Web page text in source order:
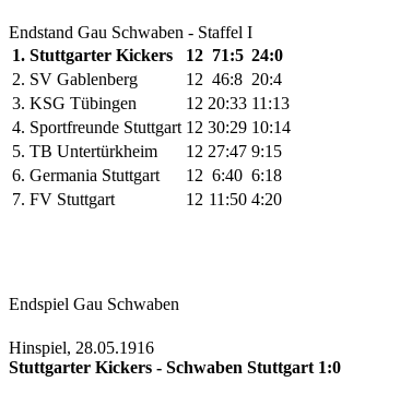
Endstand Gau Schwaben - Staffel I
1. Stuttgarter Kickers 12 71:5 24:0
2. SV Gablenberg 12 46:8 20:4
3. KSG Tübingen 12 20:33 11:13
4. Sportfreunde Stuttgart 12 30:29 10:14
5. TB Untertürkheim 12 27:47 9:15
6. Germania Stuttgart 12 6:40 6:18
7. FV Stuttgart 12 11:50 4:20
Endspiel Gau Schwaben
Hinspiel, 28.05.1916
Stuttgarter Kickers - Schwaben Stuttgart 1:0